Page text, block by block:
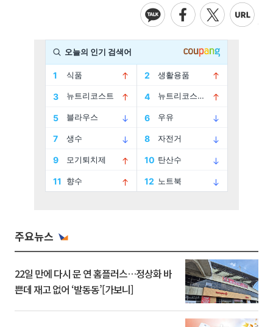
주요뉴스
22일 만에 다시 문 연 홈플러스…정상화 바
쁜데 재고 없어 ‘발동동’[가보니]